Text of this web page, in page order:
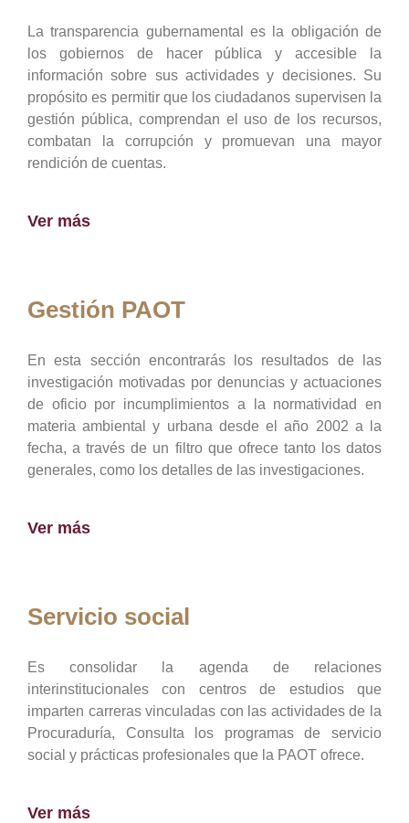
La transparencia gubernamental es la obligación de
los gobiernos de hacer pública y accesible la
información sobre sus actividades y decisiones. Su
propósito es permitir que los ciudadanos supervisen la
gestión pública, comprendan el uso de los recursos,
combatan la corrupción y promuevan una mayor
rendición de cuentas.
Ver más
Gestión PAOT
En esta sección encontrarás los resultados de las
investigación motivadas por denuncias y actuaciones
de oficio por incumplimientos a la normatividad en
materia ambiental y urbana desde el año 2002 a la
fecha, a través de un filtro que ofrece tanto los datos
generales, como los detalles de las investigaciones.
Ver más
Servicio social
Es consolidar la agenda de relaciones
interinstitucionales con centros de estudios que
imparten carreras vinculadas con las actividades de la
Procuraduría, Consulta los programas de servicio
social y prácticas profesionales que la PAOT ofrece.
Ver más